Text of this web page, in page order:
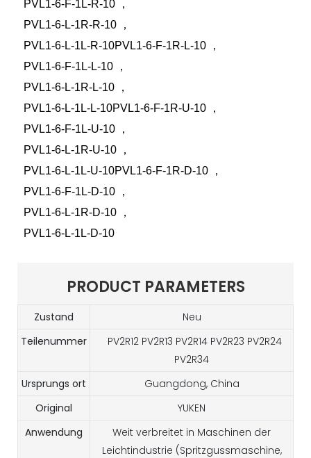
PVL1-6-F-1L-R-10
，
PVL1-6-L-1R-R-10
，
PVL1-6-L-1L-R-10PVL1-6-F-1R-L-10
，
PVL1-6-F-1L-L-10
，
PVL1-6-L-1R-L-10
，
PVL1-6-L-1L-L-10PVL1-6-F-1R-U-10
，
PVL1-6-F-1L-U-10
，
PVL1-6-L-1R-U-10
，
PVL1-6-L-1L-U-10PVL1-6-F-1R-D-10
，
PVL1-6-F-1L-D-10
，
PVL1-6-L-1R-D-10
，
PVL1-6-L-1L-D-10
PRODUCT PARAMETERS
Zustand
Neu
Teilenummer
PV2R12 PV2R13 PV2R14 PV2R23 PV2R24
PV2R34
Ursprungs ort
Guangdong, China
Original
YUKEN
Anwendung
Weit verbreitet in Maschinen der
Leichtindustrie (Spritzgussmaschine,